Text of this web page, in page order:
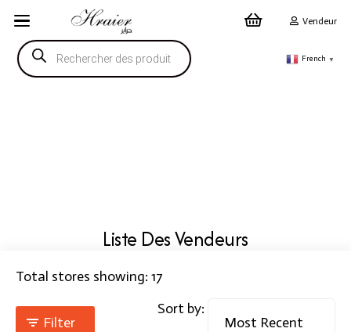
Vendeur
Recherche
de
produits
French ▼
Liste Des Vendeurs
Total stores showing: 17
Filter
Sort by: